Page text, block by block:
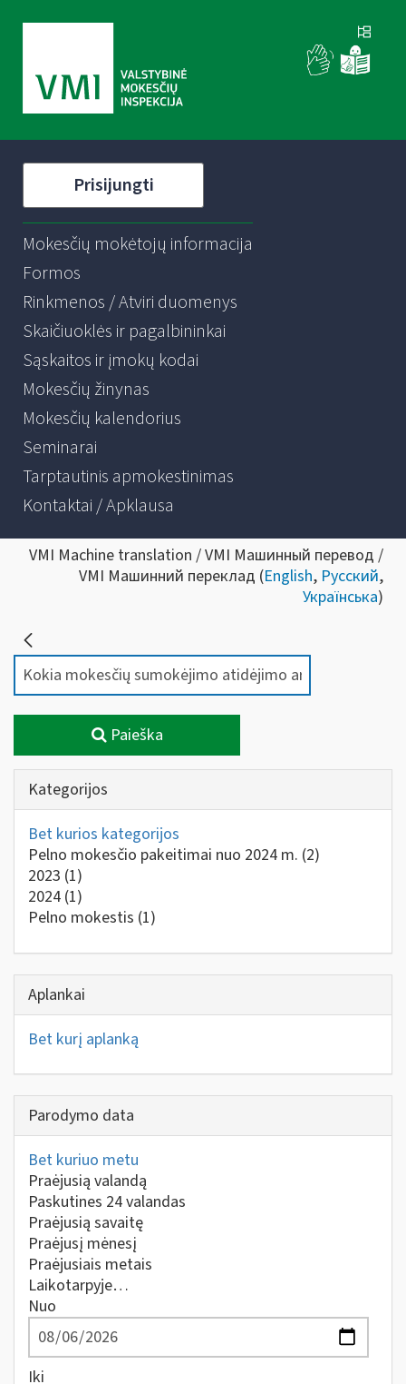
Prisijungti
Mokesčių mokėtojų informacija
Formos
Rinkmenos / Atviri duomenys
Skaičiuoklės ir pagalbininkai
Sąskaitos ir įmokų kodai
Mokesčių žinynas
Mokesčių kalendorius
Seminarai
Tarptautinis apmokestinimas
Kontaktai / Apklausa
VMI Machine translation / VMI Машинный перевод /
VMI Машинний переклад (English, Русский,
Українська)
Paieška
Kategorijos
Bet kurios kategorijos
Pelno mokesčio pakeitimai nuo 2024 m. (2)
2023 (1)
2024 (1)
Pelno mokestis (1)
Aplankai
Bet kurį aplanką
Parodymo data
Bet kuriuo metu
Praėjusią valandą
Paskutines 24 valandas
Praėjusią savaitę
Praėjusį mėnesį
Praėjusiais metais
Laikotarpyje…
Nuo
Iki